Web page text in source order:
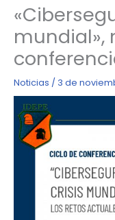
mundial»,
Noticias / 3 de